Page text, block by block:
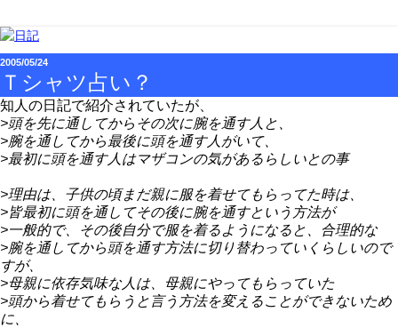
2005/05/24
Ｔシャツ占い？
知人の日記で紹介されていたが、
>頭を先に通してからその次に腕を通す人と、
>腕を通してから最後に頭を通す人がいて、
>最初に頭を通す人はマザコンの気があるらしいとの事
>理由は、子供の頃まだ親に服を着せてもらってた時は、
>皆最初に頭を通してその後に腕を通すという方法が
>一般的で、その後自分で服を着るようになると、合理的な
>腕を通してから頭を通す方法に切り替わっていくらしいので
すが、
>母親に依存気味な人は、母親にやってもらっていた
>頭から着せてもらうと言う方法を変えることができないため
に、